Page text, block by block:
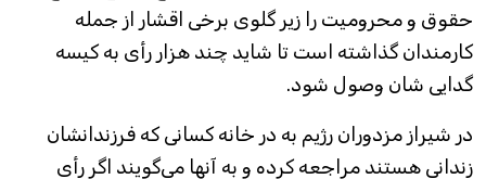
حقوق و محرومیت را زیر گلوی برخی اقشار از جمله
کارمندان گذاشته است تا شاید چند هزار رأی به کیسه‌
گدايی شان وصول شود.
در شیراز مزدوران رژیم به در خانه کسانی که فرزندانشان
زندانی هستند مراجعه کرده و به آنها می‌گویند اگر رأی